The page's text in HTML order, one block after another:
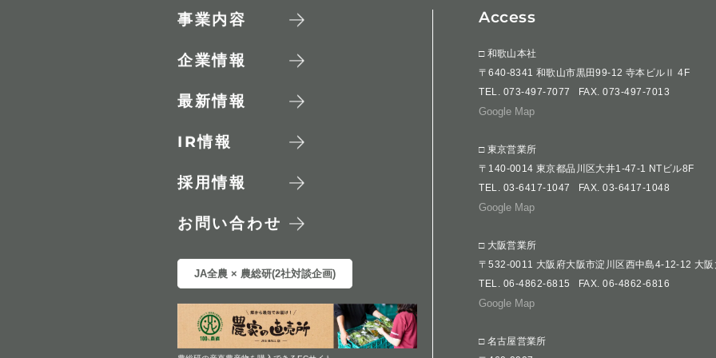
事業内容
企業情報
最新情報
IR情報
採用情報
お問い合わせ
JA全農 × 農総研(2社対談企画)
Access
□ 和歌山本社
〒640-8341 和歌山市黒田99-12 寺本ビルⅡ 4F
TEL. 073-497-7077 FAX. 073-497-7013
Google Map
□ 東京営業所
〒140-0014 東京都品川区大井1-47-1 NTビル8F
TEL. 03-6417-1047 FAX. 03-6417-1048
Google Map
□ 大阪営業所
〒532-0011 大阪府大阪市淀川区西中島4-12-12 大
TEL. 06-4862-6815 FAX. 06-4862-6816
Google Map
□ 名古屋営業所